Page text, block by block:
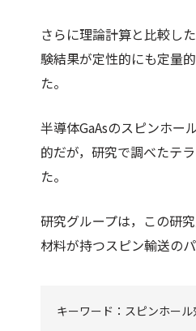
さらに理論計算と比較し
験結果が定性的にも定量
た。
半導体GaAsのスピンホー
的だが，研究で調べたテ
た。
研究グループは，この研
材料が持つスピン輸送の
キーワード： スピンホール